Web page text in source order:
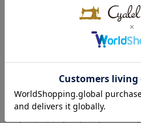
【ノベルティ付き】 プレミア
ム リバティプリント スクエア